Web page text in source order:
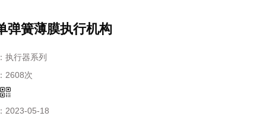
弹簧薄膜执行机构
执行器系列
2608次
2023-05-18